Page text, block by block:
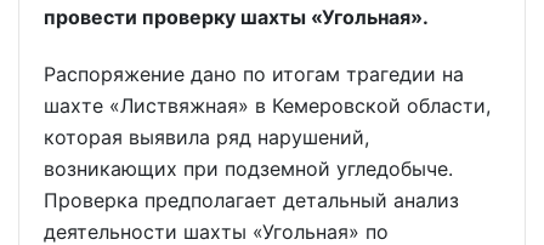
провести проверку шахты «Угольная».
Распоряжение дано по итогам трагедии на
шахте «Листвяжная» в Кемеровской области,
которая выявила ряд нарушений,
возникающих при подземной угледобыче.
Проверка предполагает детальный анализ
деятельности шахты «Угольная» по